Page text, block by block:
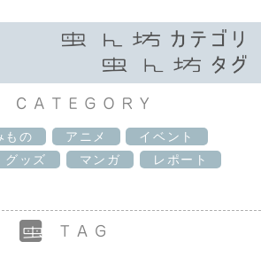
もの アニメ
イベント
グッズ マンガ
レポート